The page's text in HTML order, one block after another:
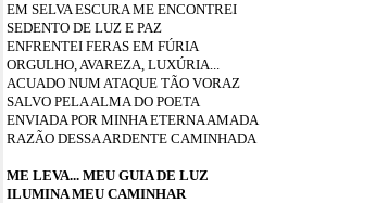
EM SELVA ESCURA ME ENCONTREI
SEDENTO DE LUZ E PAZ
ENFRENTEI FERAS EM FÚRIA
ORGULHO, AVAREZA, LUXÚRIA...
ACUADO NUM ATAQUE TÃO VORAZ
SALVO PELA ALMA DO POETA
ENVIADA POR MINHA ETERNA AMADA
RAZÃO DESSA ARDENTE CAMINHADA
ME LEVA... MEU GUIA DE LUZ
ILUMINA MEU CAMINHAR